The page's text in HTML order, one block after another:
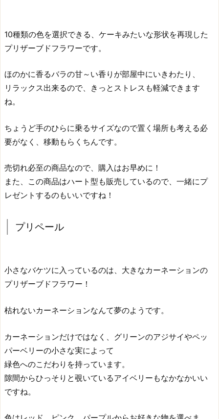
10種類の色を選択できる、ケーキみたいな形状を再現した
プリザーブドフラワーです。
ほのかに香るバラの甘～い香りが部屋中にいきわたり、
リラックス出来るので、きっとストレスも軽減できます
ね。
ちょうど手のひらに乗るサイズなので置く場所も考える必
要がなく、移動もらくちんです。
売切れ必至の商品なので、購入はお早めに！
また、この商品はハート型も販売しているので、一緒にプ
レゼントするのもいいですね！
プリペール
小さなバケツに入っているのは、大きなカーネーションの
プリザーブドフラワー！
枯れないカーネーションなんて夢のようです。
カーネーションだけではなく、グリーンのアジサイやペッ
パーベリーの小さな実によって
緑色へのこだわりを持っています。
隙間からひっそりと覗いているアイベリーもなかなかいい
ですね。